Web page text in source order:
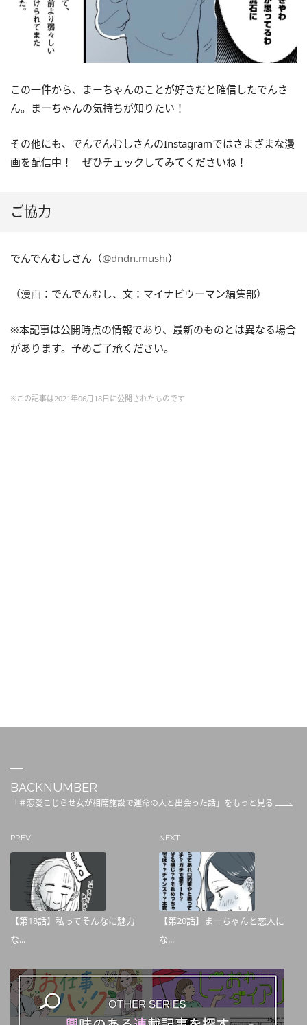
この一件から、まーちゃんのことが好きだと確信したでんさ
ん。まーちゃんの気持ちが知りたい！
その他にも、でんでんむしさんのInstagramではさまざまな漫
画を配信中！ ぜひチェックしてみてくださいね！
ご協力
でんでんむしさん（@dndn.mushi）
（漫画：でんでんむし、文：マイナビウーマン編集部）
※本記事は公開時点の情報であり、最新のものとは異なる場合
があります。予めご了承ください。
※この記事は2021年06月18日に公開されたものです
BACKNUMBER
「＃恋愛こじらせ女が相席施設で運命の人と出会った話」をもっと見る
PREV
【第18話】私ってそんなに魅力
な...
NEXT
【第20話】まーちゃんと恋人に
な...